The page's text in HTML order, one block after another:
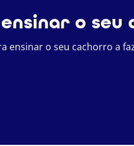
o
ensinar o seu cachorro a